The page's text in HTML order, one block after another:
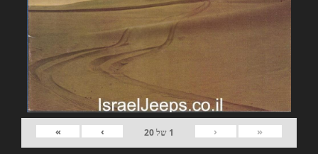
«
‹
1 של20
›
»